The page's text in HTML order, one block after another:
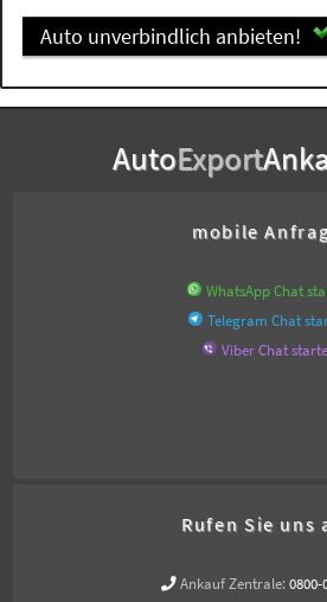
Auto unverbindlich anbieten!
AutoExport
mobile
WhatsApp Chat
Telegram Chat
Viber Chat
Rufen Sie uns
Ankauf Zentrale: 0800-